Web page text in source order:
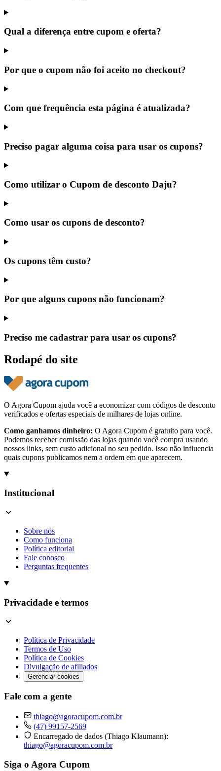
Qual a diferença entre cupom e oferta?
Por que o cupom não foi aceito no checkout?
Com que frequência esta página é atualizada?
Preciso pagar alguma coisa para usar os cupons?
Como utilizar o Cupom de desconto Daju?
Como usar os cupons de desconto?
Os cupons têm custo?
Por que alguns cupons não funcionam?
Preciso me cadastrar para usar os cupons?
Rodapé do site
O Agora Cupom ajuda você a economizar com códigos de desconto
verificados e ofertas especiais de milhares de lojas online.
Como ganhamos dinheiro: O Agora Cupom é gratuito para você.
Podemos receber comissão das lojas quando você compra usando
nossos links, sem custo adicional no seu pedido. Isso não influencia
quais cupons publicamos nem a ordem em que aparecem.
Institucional
Sobre nós
Como funciona
Política editorial
Fale conosco
Perguntas frequentes
Privacidade e termos
Política de Privacidade
Termos de Uso
Política de Cookies
Divulgação de afiliados
Gerenciar cookies
Fale com a gente
thiago@agoracupom.com.br
(47) 99157-2569
Encarregado de dados (Thiago Klaumann):
thiago@agoracupom.com.br
Siga o Agora Cupom